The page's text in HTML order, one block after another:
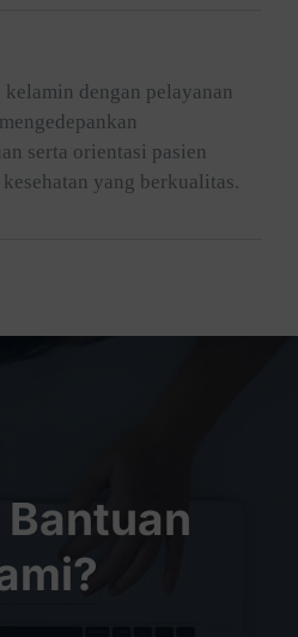
dengan pelayanan
serta orientasi pasien
yang berkualitas.